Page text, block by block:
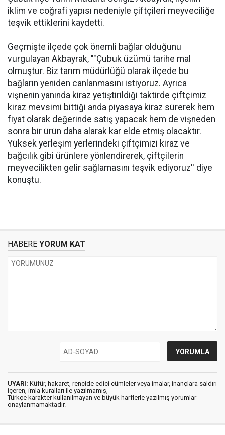
iklim ve coğrafi yapısı nedeniyle çiftçileri meyveciliğe
teşvik ettiklerini kaydetti.
Geçmişte ilçede çok önemli bağlar olduğunu
vurgulayan Akbayrak, ""Çubuk üzümü tarihe mal
olmuştur. Biz tarım müdürlüğü olarak ilçede bu
bağların yeniden canlanmasını istiyoruz. Ayrıca
vişnenin yanında kiraz yetiştirildiği taktirde çiftçimiz
kiraz mevsimi bittiği anda piyasaya kiraz sürerek hem
fiyat olarak değerinde satış yapacak hem de vişneden
sonra bir ürün daha alarak kar elde etmiş olacaktır.
Yüksek yerleşim yerlerindeki çiftçimizi kiraz ve
bağcılık gibi ürünlere yönlendirerek, çiftçilerin
meyvecilikten gelir sağlamasını teşvik ediyoruz'' diye
konuştu.
HABERE YORUM KAT
UYARI: Küfür, hakaret, rencide edici cümleler veya imalar, inançlara saldırı
içeren, imla kuralları ile yazılmamış,
Türkçe karakter kullanılmayan ve büyük harflerle yazılmış yorumlar
onaylanmamaktadır.